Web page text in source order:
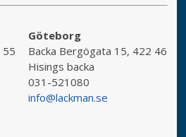
55
Göteborg
Backa Bergögata 15, 422 46
Hisings backa
031-521080
info@lackman.se